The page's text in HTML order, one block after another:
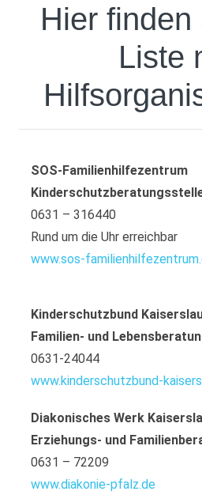
Hier finden
Liste
SOS-Familienhilfezentrum
0631 – 316440
Rund um die Uhr erreichbar
www.sos-
Kinderschutzbund
Familien- und
0631-24044
www.kinderschutzbund-
Diakonisches Werk
Erziehungs- und
0631 – 72209
www.diakonie-pfalz.de